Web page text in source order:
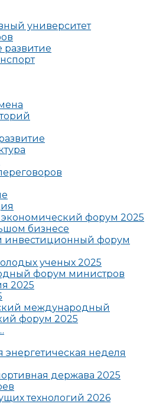
университет
развитие
форум 2025
бизнесе
инвестиционный форум
ученых 2025
форум министров
2025
международный
форум 2025
энергетическая неделя
держава 2025
технологий 2026